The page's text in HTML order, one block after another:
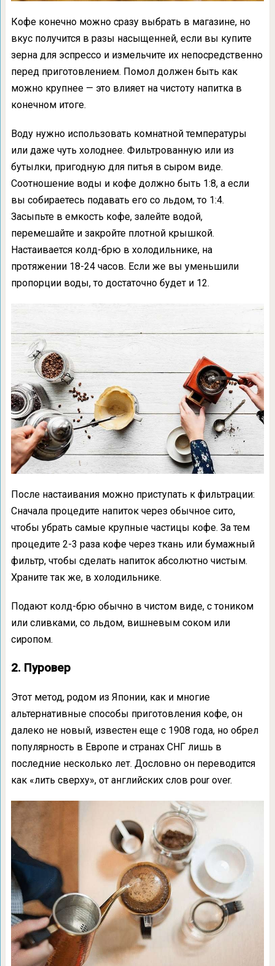
Кофе конечно можно сразу выбрать в магазине, но
вкус получится в разы насыщенней, если вы купите
зерна для эспрессо и измельчите их непосредственно
перед приготовлением. Помол должен быть как
можно крупнее — это влияет на чистоту напитка в
конечном итоге.
Воду нужно использовать комнатной температуры
или даже чуть холоднее. Фильтрованную или из
бутылки, пригодную для питья в сыром виде.
Соотношение воды и кофе должно быть 1:8, а если
вы собираетесь подавать его со льдом, то 1:4.
Засыпьте в емкость кофе, залейте водой,
перемешайте и закройте плотной крышкой.
Настаивается колд-брю в холодильнике, на
протяжении 18-24 часов. Если же вы уменьшили
пропорции воды, то достаточно будет и 12.
После настаивания можно приступать к фильтрации:
Сначала процедите напиток через обычное сито,
чтобы убрать самые крупные частицы кофе. За тем
процедите 2-3 раза кофе через ткань или бумажный
фильтр, чтобы сделать напиток абсолютно чистым.
Храните так же, в холодильнике.
Подают колд-брю обычно в чистом виде, с тоником
или сливками, со льдом, вишневым соком или
сиропом.
2. Пуровер
Этот метод, родом из Японии, как и многие
альтернативные способы приготовления кофе, он
далеко не новый, известен еще с 1908 года, но обрел
популярность в Европе и странах СНГ лишь в
последние несколько лет. Дословно он переводится
как «лить сверху», от английских слов pour over.